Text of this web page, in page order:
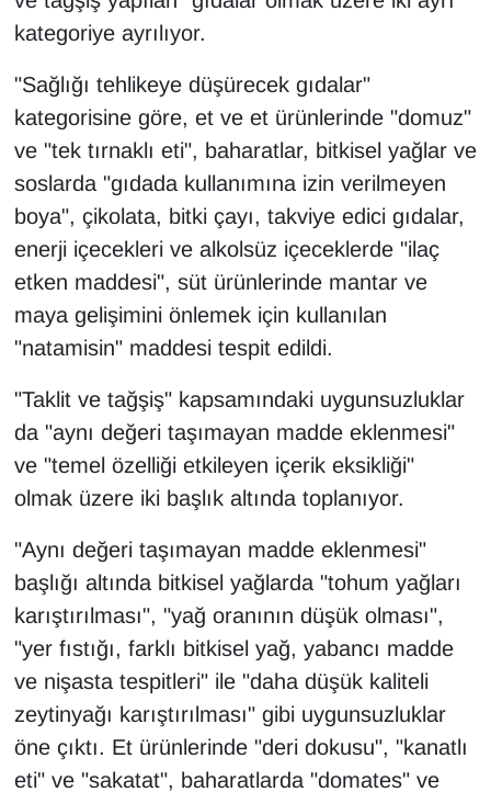
kategoriye ayrılıyor.
"Sağlığı tehlikeye düşürecek gıdalar"
kategorisine göre, et ve et ürünlerinde "domuz"
ve "tek tırnaklı eti", baharatlar, bitkisel yağlar ve
soslarda "gıdada kullanımına izin verilmeyen
boya", çikolata, bitki çayı, takviye edici gıdalar,
enerji içecekleri ve alkolsüz içeceklerde "ilaç
etken maddesi", süt ürünlerinde mantar ve
maya gelişimini önlemek için kullanılan
"natamisin" maddesi tespit edildi.
"Taklit ve tağşiş" kapsamındaki uygunsuzluklar
da "aynı değeri taşımayan madde eklenmesi"
ve "temel özelliği etkileyen içerik eksikliği"
olmak üzere iki başlık altında toplanıyor.
"Aynı değeri taşımayan madde eklenmesi"
başlığı altında bitkisel yağlarda "tohum yağları
karıştırılması", "yağ oranının düşük olması",
"yer fıstığı, farklı bitkisel yağ, yabancı madde
ve nişasta tespitleri" ile "daha düşük kaliteli
zeytinyağı karıştırılması" gibi uygunsuzluklar
öne çıktı. Et ürünlerinde "deri dokusu", "kanatlı
eti" ve "sakatat", baharatlarda "domates" ve
POLİTİKA
Resmi İlanlar
RÖPORTAJ
SAĞLIK
Seri İlan
Sinema - TV
SPOR
TEBRİK
TEKNOLOJİ
Turizm
VAN'DA SPOR
Vasıta
YAŞAM